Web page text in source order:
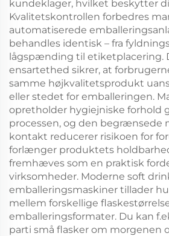
kundeklager, hvilket beskytter
Kvalitetskontrollen forbedres
automatiserede
behandles identisk – fra
lågspænding til etiketplacering.
ensartethed sikrer, at
samme højkvalitetsprodukt
eller stedet for emballeringen.
opretholder hygiejniske forhold
processen, og den begrænsede
kontakt reducerer risikoen for
forlænger produktets
fremhæves som en praktisk
virksomheder. Moderne soft
emballeringsmaskiner tillader
mellem forskellige
emballeringsformater. Du kan
parti små flasker om morgenen